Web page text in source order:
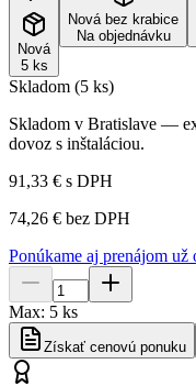
Nová
5 ks
Nová bez krabice
Na objednávku
Skladom (5 ks)
Skladom v Bratislave —
dovoz s inštaláciou.
91,33 € s DPH
74,26 € bez DPH
Ponúkame aj prenájom
Max: 5 ks
Získať cenovú ponuku